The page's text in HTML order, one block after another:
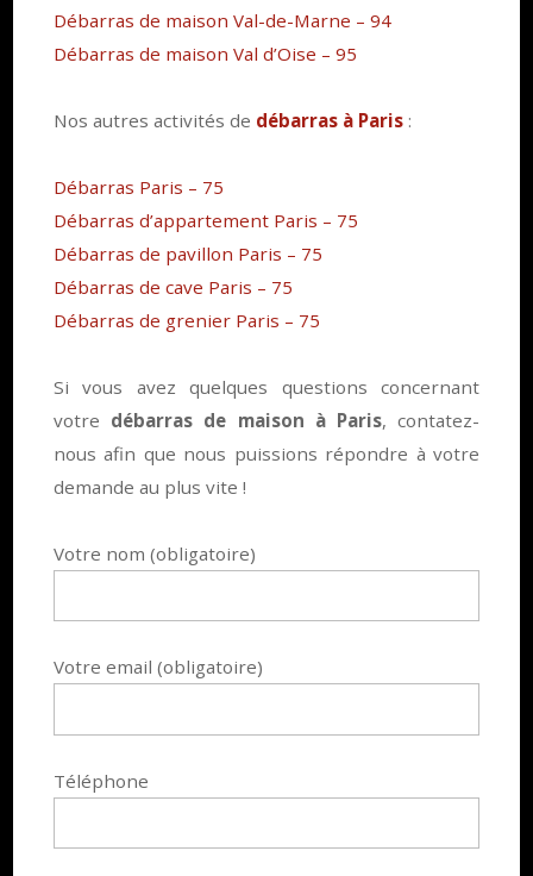
Débarras de maison Val-de-Marne – 94
Débarras de maison Val d’Oise – 95
Nos autres activités de débarras à Paris:
Débarras Paris – 75
Débarras d’appartement Paris – 75
Débarras de pavillon Paris – 75
Débarras de cave Paris – 75
Débarras de grenier Paris – 75
Si vous avez quelques questions concernant
votre débarras de maison à Paris, contatez-
nous afin que nous puissions répondre à votre
demande au plus vite !
Votre nom (obligatoire)
Votre email (obligatoire)
Téléphone